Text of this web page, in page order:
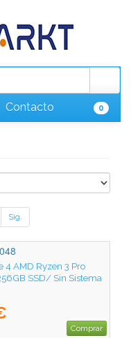
Contacto 0
Sig.
4 AMD Ryzen 3 Pro
SSD/ Sin Sistema
Comprar